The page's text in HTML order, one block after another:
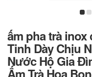
ấm pha trà inox
Tinh Dày Chịu
Nước Hộ Gia
Ấm Trà Hoa